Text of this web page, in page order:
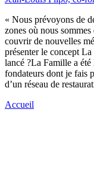
« Nous prévoyons de
zones où nous
couvrir de nouvelles
présenter le concept
lancé ?La Famille a
fondateurs dont je fais
d’un réseau de
Accueil